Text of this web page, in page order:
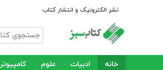
نشر الکترونیک و انتشار کتاب
خانه ادبیات علوم کامپیوتر